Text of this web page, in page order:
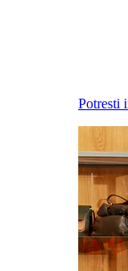
Potresti